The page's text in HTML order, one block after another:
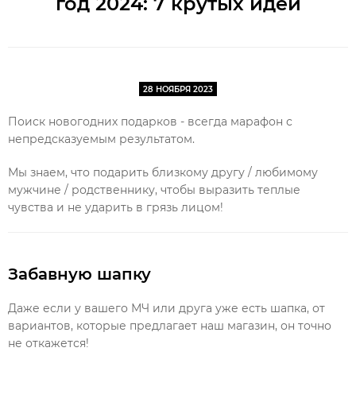
28 НОЯБРЯ 2023
Поиск новогодних подарков - всегда марафон с
непредсказуемым результатом.
Мы знаем, что подарить близкому другу / любимому
мужчине / родственнику, чтобы выразить теплые
чувства и не ударить в грязь лицом!
Забавную шапку
Даже если у вашего МЧ или друга уже есть шапка, от
вариантов, которые предлагает наш магазин, он точно
не откажется!